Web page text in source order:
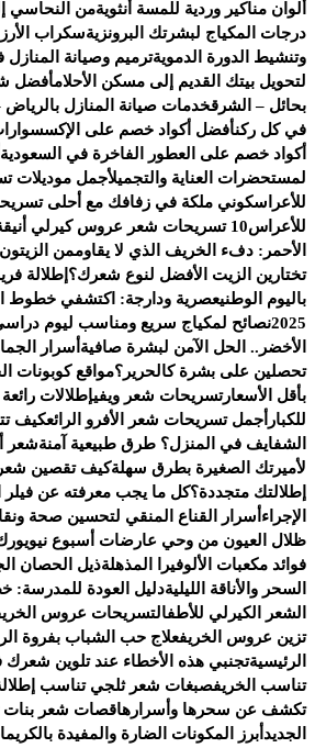
ألوان مناكير وردية للمسة أنثويةمن النحاسي
درجات المكياج لبشرتك البرونزيةسكراب
وتنشيط الدورة الدمويةترميم وصيانة
لتحويل بيتك القديم إلى مسكن الأحلامأفضل
بحائل – الشرقخدمات صيانة المنازل بالرياض
في كل ركنأفضل أكواد خصم على
أكواد خصم على العطور الفاخرة في السعودية
لمستحضرات العناية والتجميلأجمل موديلات
للأعراسكوني ملكة في زفافك مع أحلى
للأعراس10 تسريحات شعر عروس كيرلي أنيقة بالصور
الأحمر: دفء الخريف الذي لا يقاوممن
تختارين الزيت الأفضل لنوع شعرك؟ إطلالة
باليوم الوطنيعصرية ودارجة: اكتشفي خطوط
2025نصائح لمكياج سريع ومناسب ليوم
الأخضر.. الحل الآمن لبشرة صافية أسرار
تحصلين على بشرة كالحرير؟مواقع كوبونات
بأقل الأسعارتسريحات شعر ويفيإطلالات
للكبار أجمل تسريحات شعر الأفرو الرائعكيف
الشفايف في المنزل؟ طرق طبيعية آمنةشعر
لأميرتك الصغيرة بطرق سهلةكيف تقصين
إطلالتك متجددة؟كل ما يجب معرفته عن فيلر
الإجراء أسرار القناع المنقي لتحسين صحة
ظلال العيون من وحي عارضات أسبوع نيويورك
فوائد مكعبات الألوفيرا المذهلةذيل الحصان
السحر والأناقة الليليةدليل العودة
الشعر الكيرلي للأطفالتسريحات عروس
تزين عروس الخريفعلاج حب الشباب بفروة
الرئيسيةتجنبي هذه الأخطاء عند تلوين شعرك
تناسب الخريفصبغات شعر ثلجي تناسب
تكشف عن سحرها وأسرارهاقصات شعر بنات
الجديد أبرز المكونات الضارة والمفيدة